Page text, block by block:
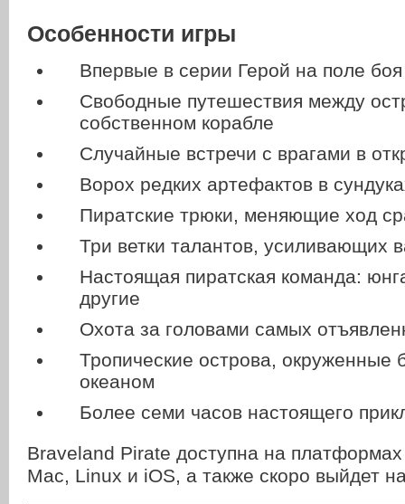
Особенности игры
Впервые в серии Герой на поле боя
Свободные путешествия между
собственном корабле
Случайные встречи с врагами в
Ворох редких артефактов в
Пиратские трюки, меняющие ход
Три ветки талантов, усиливающих
Настоящая пиратская команда:
другие
Охота за головами самых
Тропические острова, окруженные
океаном
Более семи часов настоящего
Braveland Pirate доступна на
Mac, Linux и iOS, а также скоро выйдет